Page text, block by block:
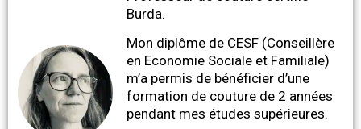
Burda.
Mon diplôme de CESF (Conseillère
en Economie Sociale et Familiale)
m’a permis de bénéficier d’une
formation de couture de 2 années
pendant mes études supérieures.